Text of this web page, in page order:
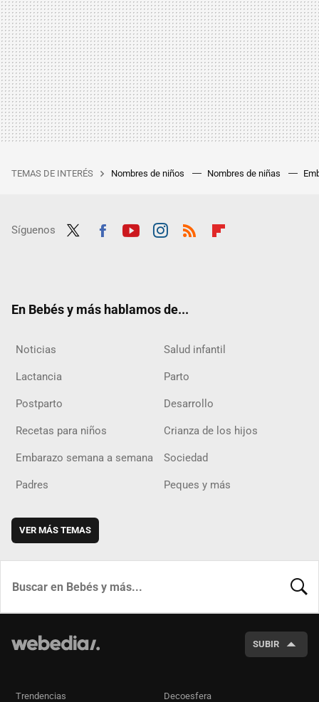
TEMAS DE INTERÉS Nombres de niños Nombres de niñas
Síguenos
En Bebés y más hablamos de...
Noticias Salud infantil
Lactancia Parto
Postparto Desarrollo
Recetas para niños Crianza de los hijos
Embarazo semana a semana Sociedad
Padres Peques y más
VER MÁS TEMAS
SUBIR
Trendencias Decoesfera